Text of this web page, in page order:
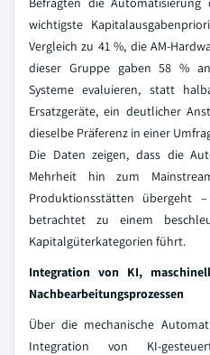
wichtigste
Vergleich zu 41 %, die AM-
dieser Gruppe gaben 58 %
Systeme evaluieren, statt
Ersatzgeräte, ein deutlicher
dieselbe Präferenz in einer
Die Daten zeigen, dass die
Mehrheit hin zum
Produktionsstätten übergeht
betrachtet zu einem
Kapitalgüterkategorien führt.
Integration von KI,
Nachbearbeitungsprozessen
Über die mechanische
Integration von KI-